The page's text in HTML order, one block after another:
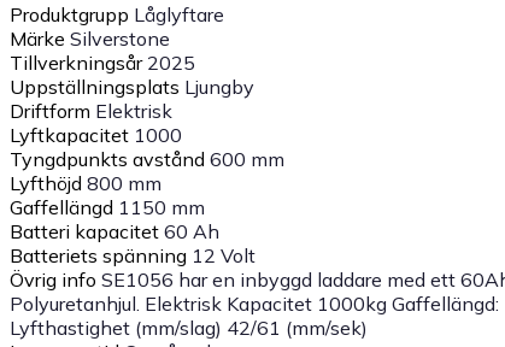
Produktgrupp Låglyftare
Märke Silverstone
Tillverkningsår 2025
Uppställningsplats Ljungby
Driftform Elektrisk
Lyftkapacitet 1000
Tyngdpunkts avstånd 600 mm
Lyfthöjd 800 mm
Gaffellängd 1150 mm
Batteri kapacitet 60 Ah
Batteriets spänning 12 Volt
Övrig info SE1056 har en inbyggd laddare med ett
Polyuretanhjul. Elektrisk Kapacitet 1000kg
Lyfthastighet (mm/slag) 42/61 (mm/sek)